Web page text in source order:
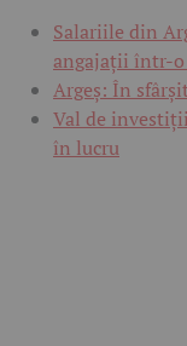
Salariile din
angajații într-
Argeș: În
Val de
în lucru